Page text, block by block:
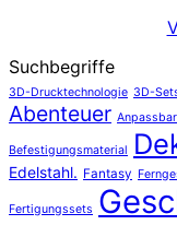
Suchbegriffe
3D-Drucktechnologie 3D-
Abenteuer
Befestigungsmaterial
Edelstahl. Fantasy
Fertigungssets